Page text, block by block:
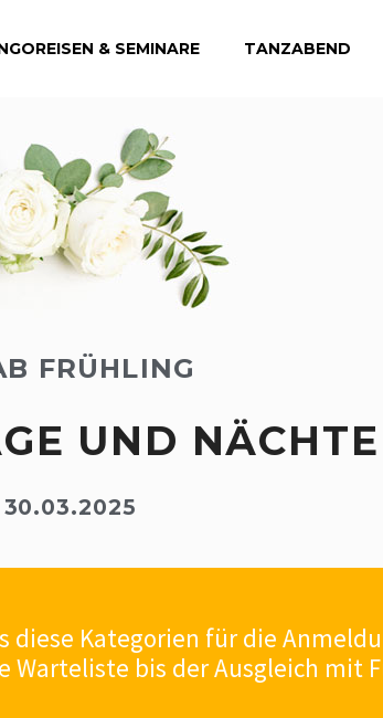
& SEMINARE TANZABEND
FRÜHLING
UND
30.03.2025
diese Kategorien für die
Warteliste bis der Ausgleich mit